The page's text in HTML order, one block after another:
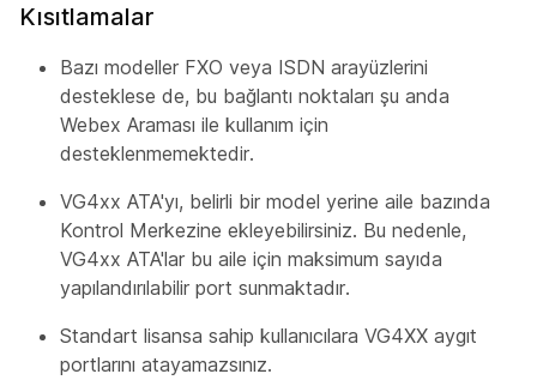
Kısıtlamalar
Bazı modeller FXO veya ISDN arayüzlerini
desteklese de, bu bağlantı noktaları şu anda
Webex Araması ile kullanım için
desteklenmemektedir.
VG4xx ATA'yı, belirli bir model yerine aile bazında
Kontrol Merkezine ekleyebilirsiniz. Bu nedenle,
VG4xx ATA'lar bu aile için maksimum sayıda
yapılandırılabilir port sunmaktadır.
Standart lisansa sahip kullanıcılara VG4XX aygıt
portlarını atayamazsınız.